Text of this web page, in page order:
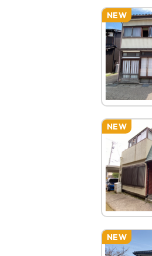
NEW
NEW
NEW